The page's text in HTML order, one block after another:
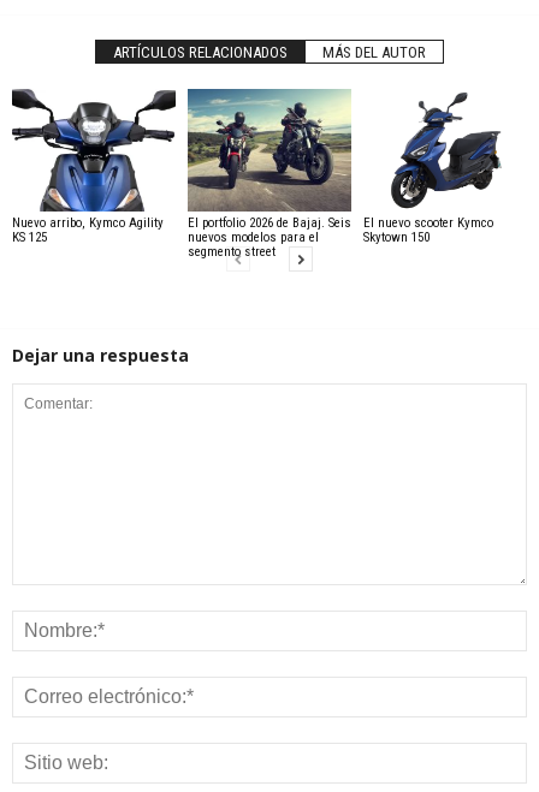
ARTÍCULOS RELACIONADOS MÁS DEL AUTOR
Nuevo arribo, Kymco Agility
KS 125
El portfolio 2026 de Bajaj. Seis
nuevos modelos para el
segmento street
El nuevo scooter Kymco
Skytown 150
Dejar una respuesta